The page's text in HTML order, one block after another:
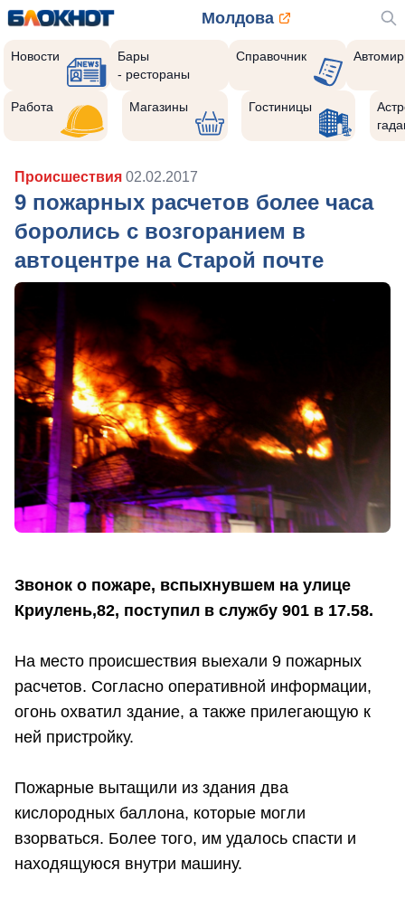
Молдова
Новости
Бары
- рестораны
Справочник Автомир
Работа Магазины Гостиницы
Происшествия 02.02.2017
9 пожарных расчетов более часа
боролись с возгоранием в
автоцентре на Старой почте
Звонок о пожаре, вспыхнувшем на улице
Криулень,82, поступил в службу 901 в 17.58.
На место происшествия выехали 9 пожарных
расчетов. Согласно оперативной информации,
огонь охватил здание, а также прилегающую к
ней пристройку.
Пожарные вытащили из здания два
кислородных баллона, которые могли
взорваться. Более того, им удалось спасти и
находящуюся внутри машину.